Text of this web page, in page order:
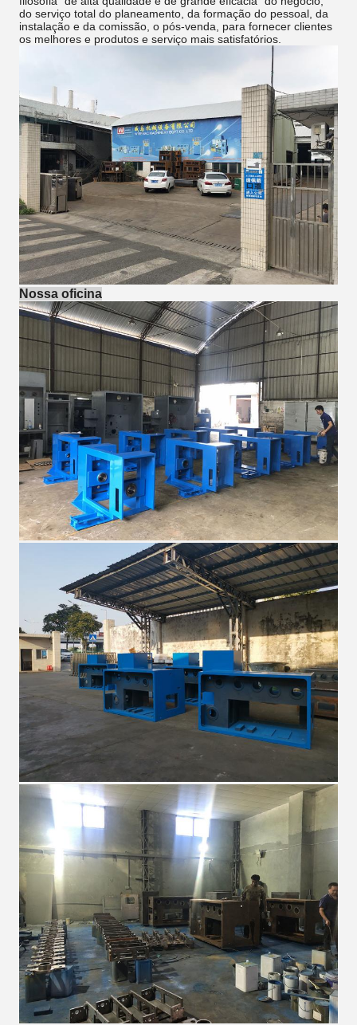
do serviço total do planeamento, da formação do pessoal, da
instalação e da comissão, o pós-venda, para fornecer clientes
os melhores e produtos e serviço mais satisfatórios.
Nossa oficina